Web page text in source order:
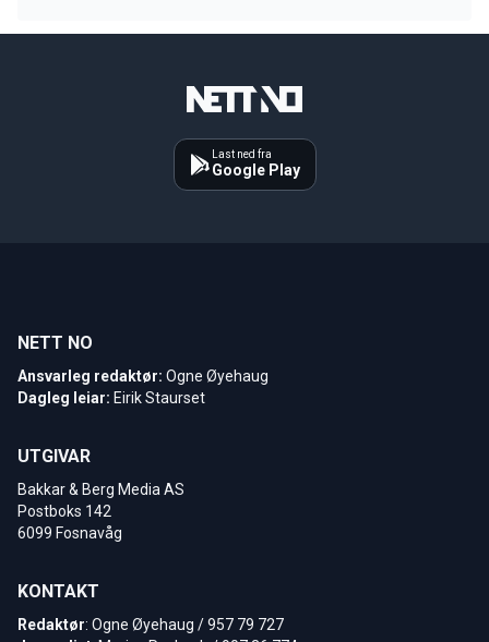
Last ned fra
Google Play
NETT NO
Ansvarleg redaktør: Ogne Øyehaug
Dagleg leiar: Eirik Staurset
UTGIVAR
Bakkar & Berg Media AS
Postboks 142
6099 Fosnavåg
KONTAKT
Redaktør: Ogne Øyehaug / 957 79 727